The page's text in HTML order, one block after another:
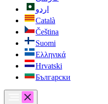
اردو
Català
Čeština
Suomi
Ελληνικά
Hrvatski
Български